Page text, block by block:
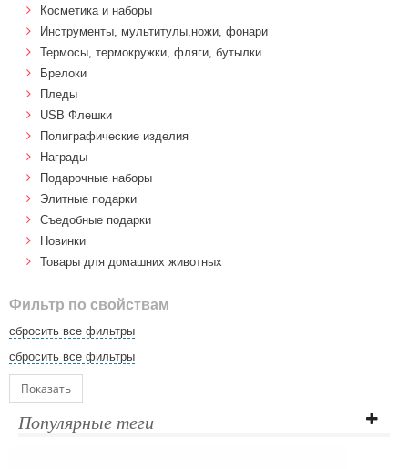
Косметика и наборы
Инструменты, мультитулы,ножи, фонари
Термосы, термокружки, фляги, бутылки
Брелоки
Пледы
USB Флешки
Полиграфические изделия
Награды
Подарочные наборы
Элитные подарки
Cъедобные подарки
Новинки
Товары для домашних животных
Фильтр по свойствам
сбросить все фильтры
сбросить все фильтры
Показать
Популярные теги